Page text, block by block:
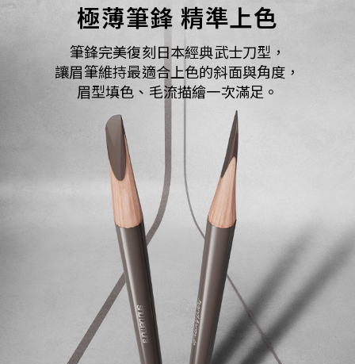
極薄筆鋒​ 精準上色​​
筆鋒完美復刻日本經典武士刀型，
​ 讓眉筆維持最適合上色的斜面與角度，
​ 眉型填色、毛流描繪一次滿足。​